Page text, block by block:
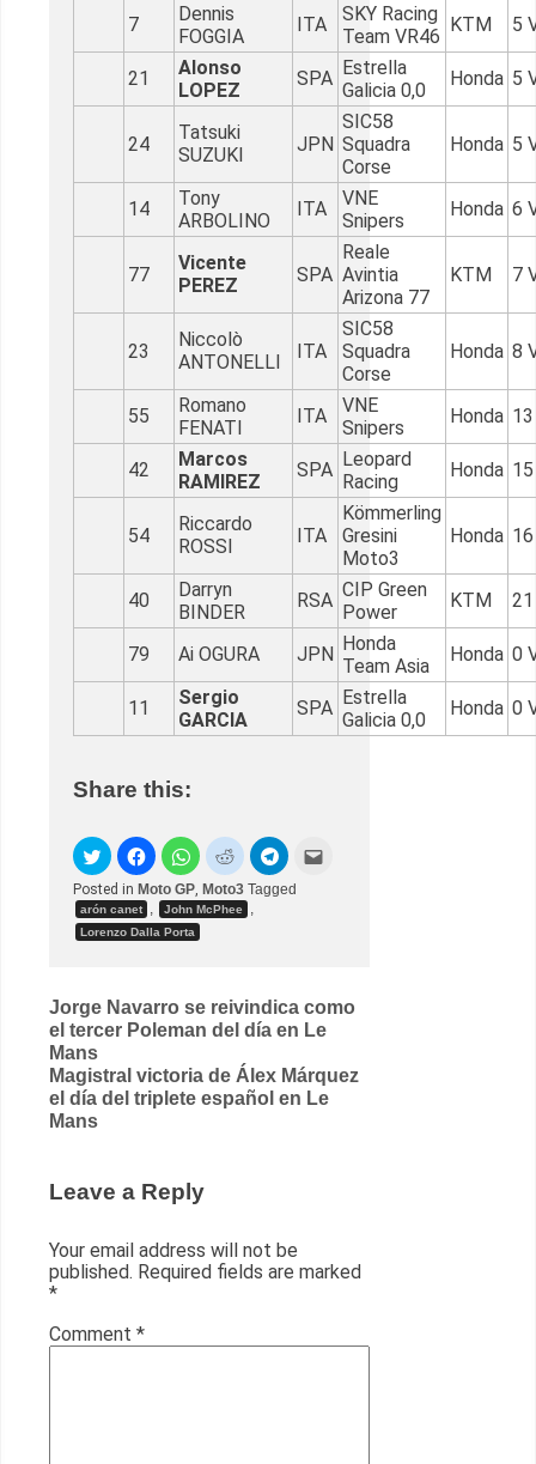
7
Dennis
FOGGIA
ITA
SKY Racing
Team VR46
KTM 5
21
Alonso
LOPEZ
SPA Estrella
Galicia 0,0
Honda 5
24
Tatsuki
SUZUKI
JPN
SIC58
Squadra
Corse
Honda 5
14
Tony
ARBOLINO
ITA
VNE
Snipers
Honda 6
77
Vicente
PEREZ
SPA
Reale
Avintia
Arizona 77
KTM 7
23
Niccolò
ANTONELLI
ITA
SIC58
Squadra
Corse
Honda 8
55
Romano
FENATI
ITA
VNE
Snipers
Honda
42
Marcos
RAMIREZ
SPA Leopard
Racing
Honda
54
Riccardo
ROSSI
ITA
Kömmerling
Gresini
Moto3
Honda
40
Darryn
BINDER
RSA CIP Green
Power
KTM
79 Ai OGURA JPN Honda
Team Asia
Honda 0
11
Sergio
GARCIA
SPA Estrella
Galicia 0,0
Honda 0
Share this:
Posted in Moto GP, Moto3 Tagged
arón canet , John McPhee ,
Lorenzo Dalla Porta
Post
navigation
Jorge Navarro se reivindica como
el tercer Poleman del día en Le
Mans
Magistral victoria de Álex Márquez
el día del triplete español en Le
Mans
Leave a Reply
Your email address will not be
published. Required fields are marked
*
Comment *